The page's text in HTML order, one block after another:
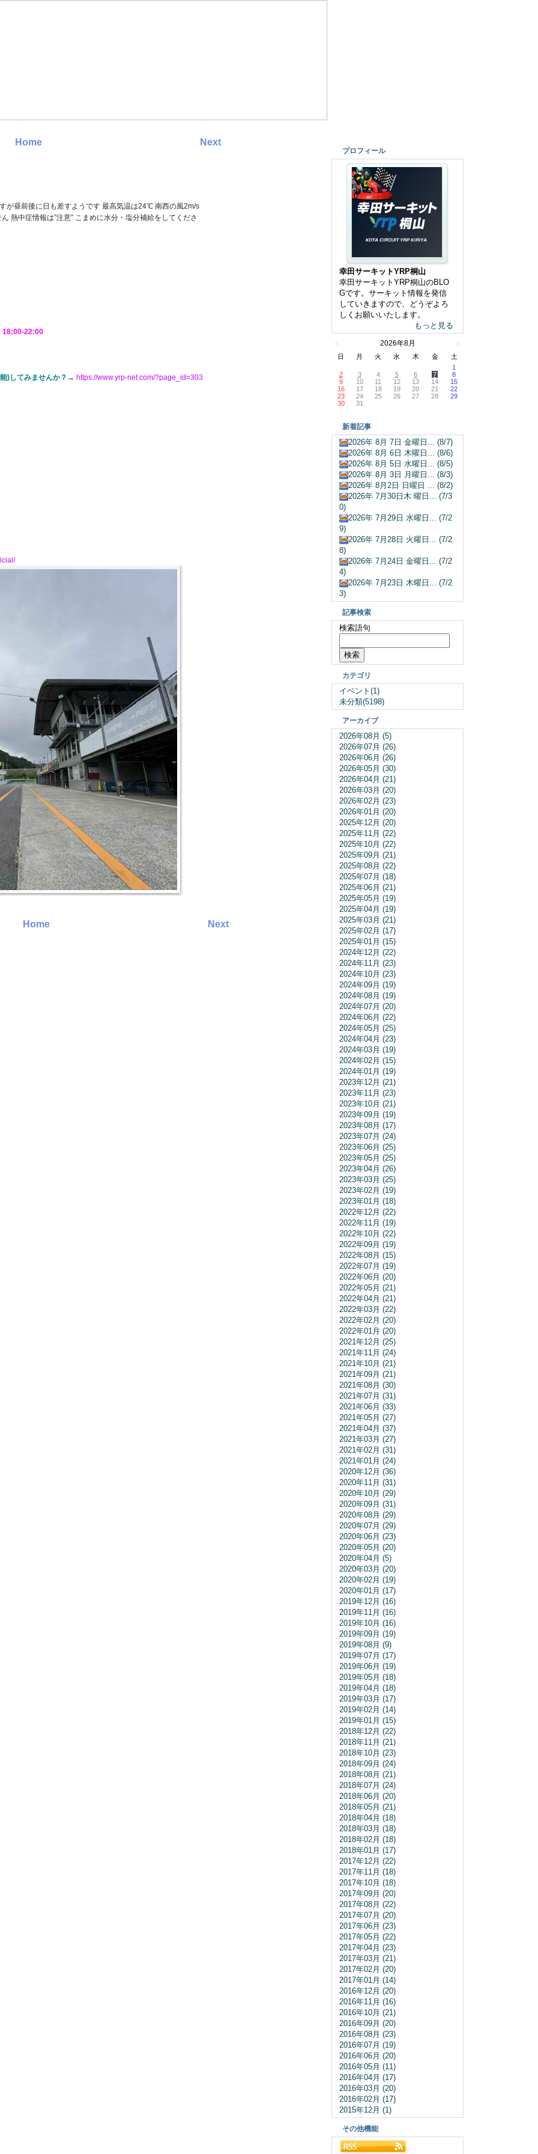
Next
Home
が昼前後に日も差すようです 最高気温は24℃ 南西の風2m/s
熱中症情報は”注意” こまめに水分・塩分補給をしてくださ
18:00-22:00
)してみませんか？ → https://www.yrp-net.com/?page_id=303
Next
Home
プロフィール
幸田サーキットYRP桐山
幸田サーキットYRP桐山のBLO
Gです。サーキット情報を発信
していきますので、どうぞよろ
しくお願いいたします。
もっと見る
＜ 2026年8月
＞
日
月 火 水 木 金
土
1
2
3 4 5 6 7
8
9
10 11 12 13 14
15
16
17 18 19 20 21
22
23
24 25 26 27 28
29
30
31
新着記事
2026年 8月 7日 金曜日... (8/7)
2026年 8月 6日 木曜日... (8/6)
2026年 8月 5日 水曜日... (8/5)
2026年 8月 3日 月曜日... (8/3)
2026年 8月2日 日曜日 ... (8/2)
2026年 7月30日木 曜日... (7/3
0)
2026年 7月29日 水曜日... (7/2
9)
2026年 7月28日 火曜日... (7/2
8)
2026年 7月24日 金曜日... (7/2
4)
2026年 7月23日 木曜日... (7/2
3)
記事検索
検索語句
カテゴリ
イベント(1)
未分類(5198)
アーカイブ
2026年08月 (5)
2026年07月 (26)
2026年06月 (26)
2026年05月 (30)
2026年04月 (21)
2026年03月 (20)
2026年02月 (23)
2026年01月 (20)
2025年12月 (20)
2025年11月 (22)
2025年10月 (22)
2025年09月 (21)
2025年08月 (22)
2025年07月 (18)
2025年06月 (21)
2025年05月 (19)
2025年04月 (19)
2025年03月 (21)
2025年02月 (17)
2025年01月 (15)
2024年12月 (22)
2024年11月 (23)
2024年10月 (23)
2024年09月 (19)
2024年08月 (19)
2024年07月 (20)
2024年06月 (22)
2024年05月 (25)
2024年04月 (23)
2024年03月 (19)
2024年02月 (15)
2024年01月 (19)
2023年12月 (21)
2023年11月 (23)
2023年10月 (21)
2023年09月 (19)
2023年08月 (17)
2023年07月 (24)
2023年06月 (25)
2023年05月 (25)
2023年04月 (26)
2023年03月 (25)
2023年02月 (19)
2023年01月 (18)
2022年12月 (22)
2022年11月 (19)
2022年10月 (22)
2022年09月 (19)
2022年08月 (15)
2022年07月 (19)
2022年06月 (20)
2022年05月 (21)
2022年04月 (21)
2022年03月 (22)
2022年02月 (20)
2022年01月 (20)
2021年12月 (25)
2021年11月 (24)
2021年10月 (21)
2021年09月 (21)
2021年08月 (30)
2021年07月 (31)
2021年06月 (33)
2021年05月 (27)
2021年04月 (37)
2021年03月 (27)
2021年02月 (31)
2021年01月 (24)
2020年12月 (36)
2020年11月 (31)
2020年10月 (29)
2020年09月 (31)
2020年08月 (29)
2020年07月 (29)
2020年06月 (23)
2020年05月 (20)
2020年04月 (5)
2020年03月 (20)
2020年02月 (19)
2020年01月 (17)
2019年12月 (16)
2019年11月 (16)
2019年10月 (16)
2019年09月 (19)
2019年08月 (9)
2019年07月 (17)
2019年06月 (19)
2019年05月 (18)
2019年04月 (18)
2019年03月 (17)
2019年02月 (14)
2019年01月 (15)
2018年12月 (22)
2018年11月 (21)
2018年10月 (23)
2018年09月 (24)
2018年08月 (21)
2018年07月 (24)
2018年06月 (20)
2018年05月 (21)
2018年04月 (18)
2018年03月 (18)
2018年02月 (18)
2018年01月 (17)
2017年12月 (22)
2017年11月 (18)
2017年10月 (18)
2017年09月 (20)
2017年08月 (22)
2017年07月 (20)
2017年06月 (23)
2017年05月 (22)
2017年04月 (23)
2017年03月 (21)
2017年02月 (20)
2017年01月 (14)
2016年12月 (20)
2016年11月 (16)
2016年10月 (21)
2016年09月 (20)
2016年08月 (23)
2016年07月 (19)
2016年06月 (20)
2016年05月 (11)
2016年04月 (17)
2016年03月 (20)
2016年02月 (17)
2015年12月 (1)
その他機能